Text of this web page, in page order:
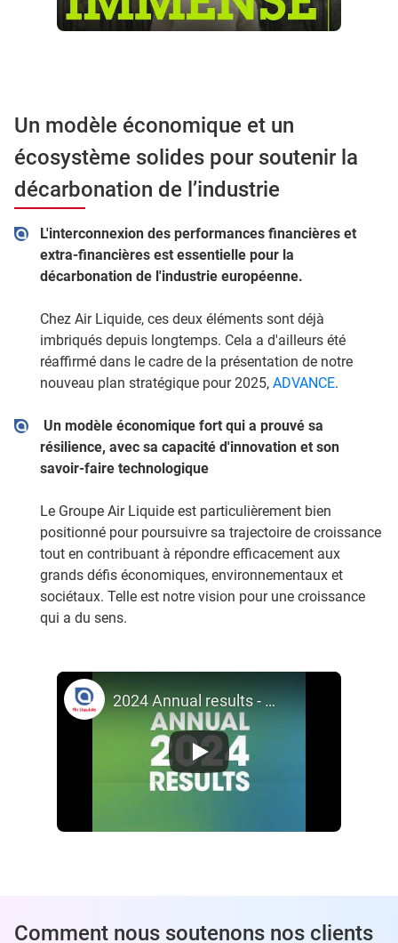
Un modèle économique et un
écosystème solides pour soutenir la
décarbonation de l’industrie
2024 Annual results - Air Liquide
L'interconnexion des performances financières et
extra-financières est essentielle pour la
décarbonation de l'industrie européenne.
Chez Air Liquide, ces deux éléments sont déjà
imbriqués depuis longtemps. Cela a d'ailleurs été
réaffirmé dans le cadre de la présentation de notre
nouveau plan stratégique pour 2025, ADVANCE.
Un modèle économique fort qui a prouvé sa
résilience, avec sa capacité d'innovation et son
savoir-faire technologique
Le Groupe Air Liquide est particulièrement bien
positionné pour poursuivre sa trajectoire de croissance
tout en contribuant à répondre efficacement aux
grands défis économiques, environnementaux et
sociétaux. Telle est notre vision pour une croissance
qui a du sens.
Comment nous soutenons nos clients